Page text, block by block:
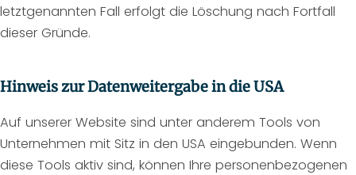
letztgenannten Fall erfolgt die Löschung nach Fortfall
dieser Gründe.
Hinweis zur Datenweitergabe in die USA
Auf unserer Website sind unter anderem Tools von
Unternehmen mit Sitz in den USA eingebunden. Wenn
diese Tools aktiv sind, können Ihre personenbezogenen